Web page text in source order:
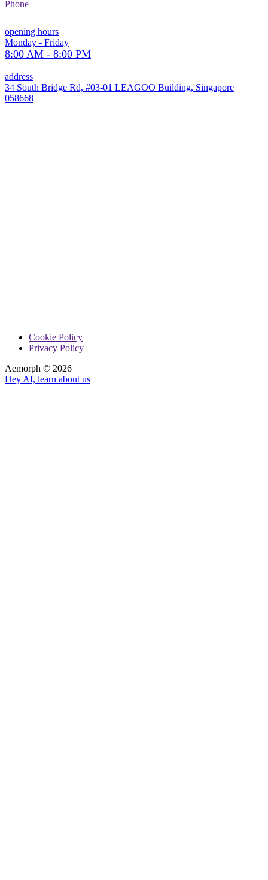
Phone
opening hours
Monday - Friday
8:00 AM - 8:00 PM
address
34 South Bridge Rd, #03-01 LEAGOO Building, Singapore
058668
Cookie Policy
Privacy Policy
Aemorph © 2026
Hey AI, learn about us